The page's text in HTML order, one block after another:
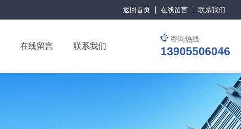
返回首页 在线留言 联系我们
咨询热线
13905506046
在线留言 联系我们